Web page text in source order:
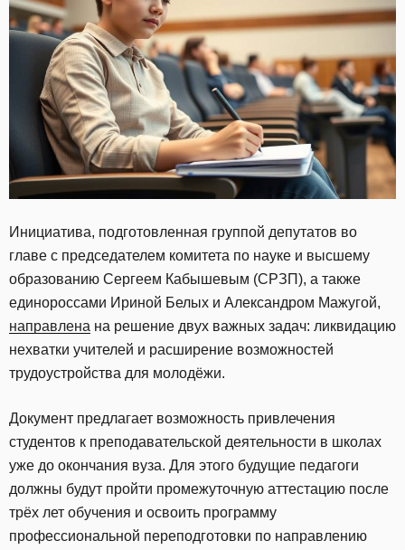
Инициатива, подготовленная группой депутатов во
главе с председателем комитета по науке и высшему
образованию Сергеем Кабышевым (СРЗП), а также
единороссами Ириной Белых и Александром Мажугой,
направлена на решение двух важных задач: ликвидацию
нехватки учителей и расширение возможностей
трудоустройства для молодёжи.
Документ предлагает возможность привлечения
студентов к преподавательской деятельности в школах
уже до окончания вуза. Для этого будущие педагоги
должны будут пройти промежуточную аттестацию после
трёх лет обучения и освоить программу
профессиональной переподготовки по направлению